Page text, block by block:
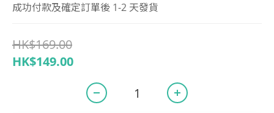
成功付款及確定訂單後 1-2 天發貨
HK$169.00
HK$149.00